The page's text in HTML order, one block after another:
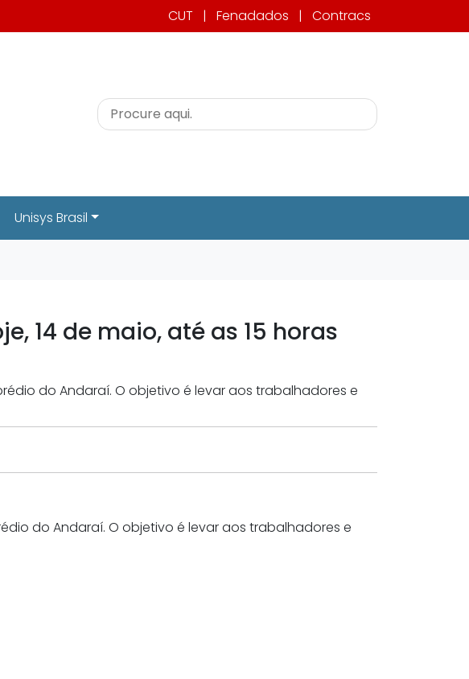
CUT | Fenadados | Contracs
Unisys Brasil
14 de maio, até as 15 horas
do Andaraí. O objetivo é levar aos trabalhadores e
do Andaraí. O objetivo é levar aos trabalhadores e